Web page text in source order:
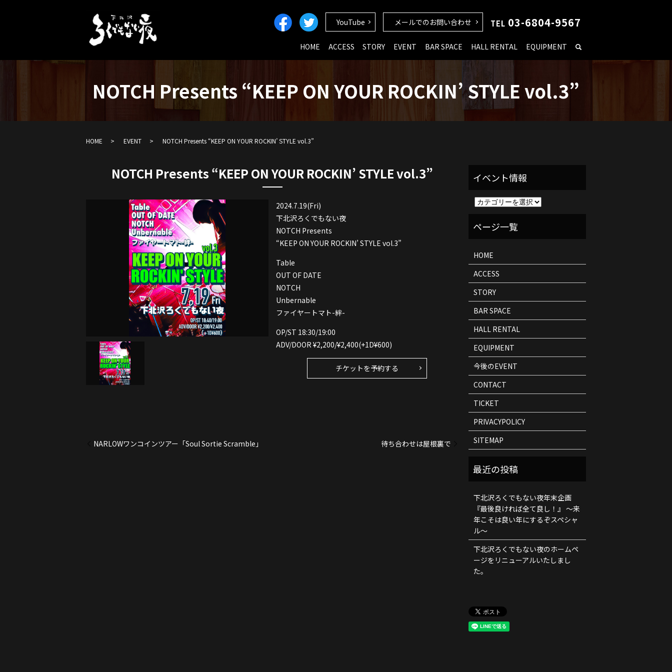
HOME ACCESS STORY EVENT BAR SPACE HALL RENTAL EQUIPMENT
YouTube メールでのお問い合わせ TEL 03-6804-9567
NOTCH Presents “KEEP ON YOUR ROCKIN’ STYLE vol.3”
HOME EVENT NOTCH Presents “KEEP ON YOUR ROCKIN’ STYLE vol.3”
NOTCH Presents “KEEP ON YOUR ROCKIN’ STYLE vol.3”
2024.7.19(Fri)
下北沢ろくでもない夜
NOTCH Presents
“KEEP ON YOUR ROCKIN’ STYLE vol.3”
Table
OUT OF DATE
NOTCH
Unbernable
ファイヤートマト-絆-
OP/ST 18:30/19:00
ADV/DOOR ¥2,200/¥2,400(+1D¥600)
チケットを予約する
NARLOWワンコインツアー「Soul Sortie Scramble」 待ち合わせは屋根裏で
イ
ト
HOME
ACCESS
STORY
BAR SPACE
HALL RENTAL
EQUIPMENT
今後のEVENT
CONTACT
TICKET
PRIVACYPOLICY
SITEMAP
下北沢ろくでもない夜年末企画
『最後良ければ全て良し！』 ～来
年こそは良い年にするぞスペシャ
ル～
下北沢ろくでもない夜のホームペ
ージをリニューアルいたしまし
た。